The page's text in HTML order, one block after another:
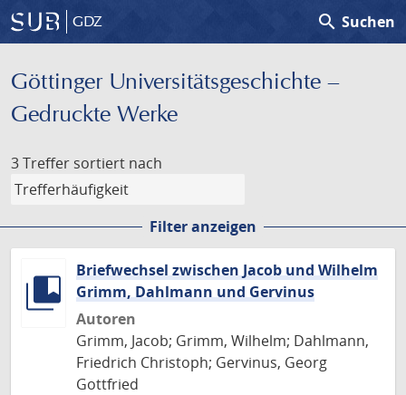
GDZ search Suchen
Göttinger Universitäts­geschichte –
Gedruckte Werke
3 Treffer sortiert nach
Filter anzeigen
Briefwechsel zwischen Jacob und Wilhelm
Grimm, Dahlmann und Gervinus
Autoren
Grimm, Jacob; Grimm, Wilhelm; Dahlmann,
Friedrich Christoph; Gervinus, Georg
Gottfried